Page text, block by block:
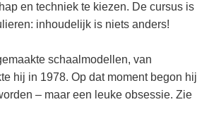
en techniek te kiezen. De cursus is
inhoudelijk is niets anders!
schaalmodellen, van
hij in 1978. Op dat moment begon hij
– maar een leuke obsessie. Zie